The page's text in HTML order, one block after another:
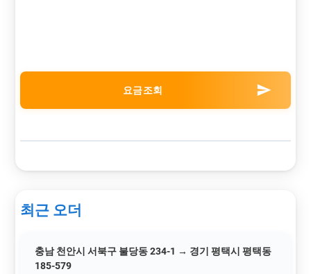
요금조회 send
최근 오더
충남 천안시 서북구 불당동 234-1 → 경기 평택시 평택동
185-579